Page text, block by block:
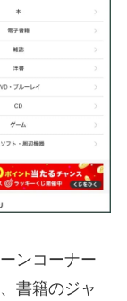
ンコーナー
書籍のジャ